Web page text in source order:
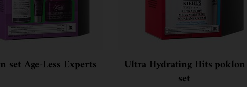
set Age-Less Experts
Ultra Hydrating Hits poklon
set